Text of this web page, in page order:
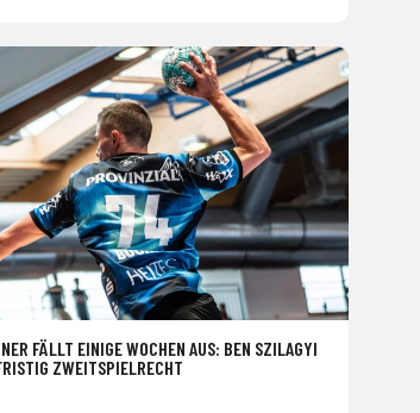
FÄLLT EINIGE WOCHEN AUS: BEN SZILAGYI
ZWEITSPIELRECHT